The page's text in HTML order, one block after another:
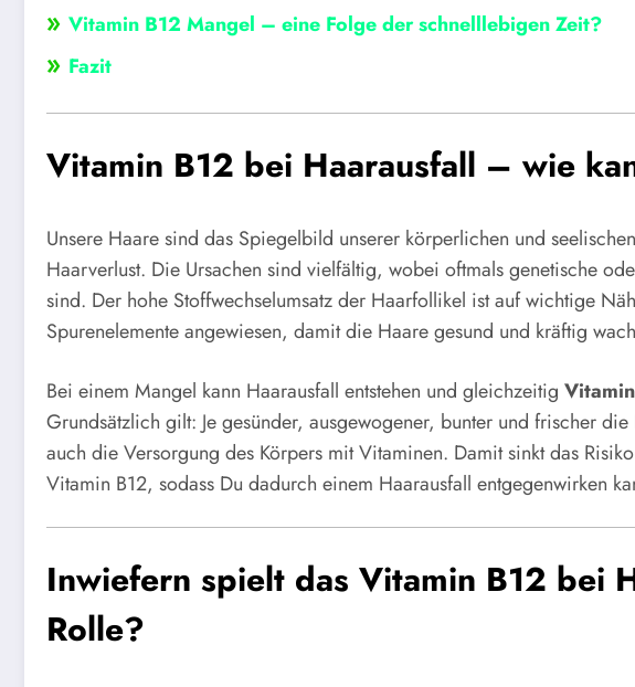
» Vitamin B12 Mangel – eine Folge der schnelllebigen Zeit?
» Fazit
Vitamin B12 bei Haarausfall – wie
Unsere Haare sind das Spiegelbild unserer körperlichen und
Haarverlust. Die Ursachen sind vielfältig, wobei oftmals genetische
sind. Der hohe Stoffwechselumsatz der Haarfollikel ist auf wichtige
Spurenelemente angewiesen, damit die Haare gesund und kräftig
Bei einem Mangel kann Haarausfall entstehen und gleichzeitig
Grundsätzlich gilt: Je gesünder, ausgewogener, bunter und frischer
auch die Versorgung des Körpers mit Vitaminen. Damit sinkt das
Vitamin B12, sodass Du dadurch einem Haarausfall entgegenwirken
Inwiefern spielt das Vitamin B12 bei
Rolle?